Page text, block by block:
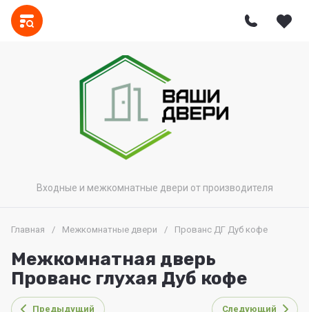
Входные и межкомнатные двери от производителя
Главная / Межкомнатные двери / Прованс ДГ Дуб кофе
Межкомнатная дверь
Прованс глухая Дуб кофе
Предыдущий Следующий